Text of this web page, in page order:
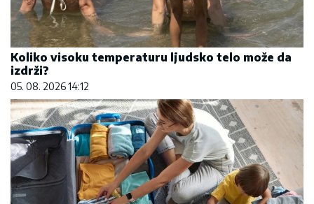
Koliko visoku temperaturu ljudsko telo može da
izdrži?
05. 08. 2026 14:12